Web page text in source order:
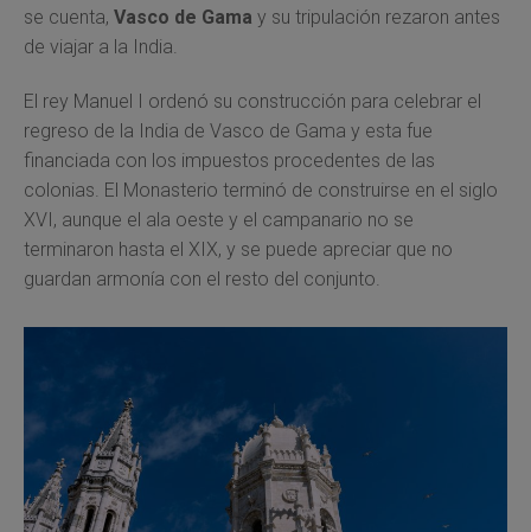
se cuenta, Vasco de Gama y su tripulación rezaron antes
de viajar a la India.
El rey Manuel I ordenó su construcción para celebrar el
regreso de la India de Vasco de Gama y esta fue
financiada con los impuestos procedentes de las
colonias. El Monasterio terminó de construirse en el siglo
XVI, aunque el ala oeste y el campanario no se
terminaron hasta el XIX, y se puede apreciar que no
guardan armonía con el resto del conjunto.